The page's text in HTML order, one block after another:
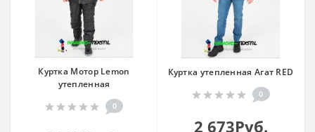
Куртка Мотор Lemon
утепленная
0
Куртка утепленная Агат RED
0
2 673Руб.